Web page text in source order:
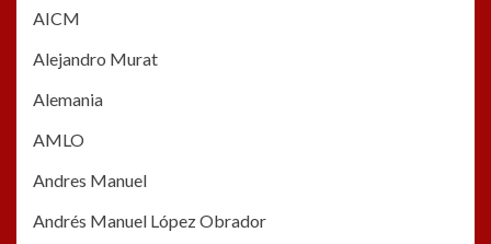
AICM
Alejandro Murat
Alemania
AMLO
Andres Manuel
Andrés Manuel López Obrador